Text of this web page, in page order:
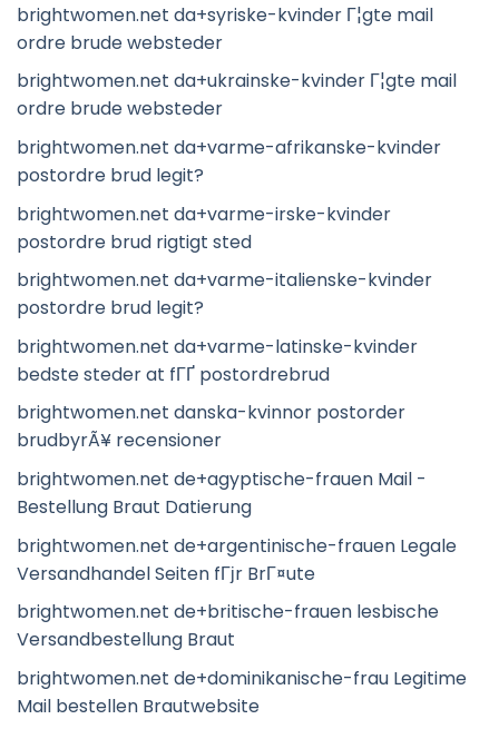
brightwomen.net da+syriske-kvinder Г¦gte mail
ordre brude websteder
brightwomen.net da+ukrainske-kvinder Г¦gte mail
ordre brude websteder
brightwomen.net da+varme-afrikanske-kvinder
postordre brud legit?
brightwomen.net da+varme-irske-kvinder
postordre brud rigtigt sted
brightwomen.net da+varme-italienske-kvinder
postordre brud legit?
brightwomen.net da+varme-latinske-kvinder
bedste steder at fГҐ postordrebrud
brightwomen.net danska-kvinnor postorder
brudbyrÃ¥ recensioner
brightwomen.net de+agyptische-frauen Mail -
Bestellung Braut Datierung
brightwomen.net de+argentinische-frauen Legale
Versandhandel Seiten fГјr BrГ¤ute
brightwomen.net de+britische-frauen lesbische
Versandbestellung Braut
brightwomen.net de+dominikanische-frau Legitime
Mail bestellen Brautwebsite